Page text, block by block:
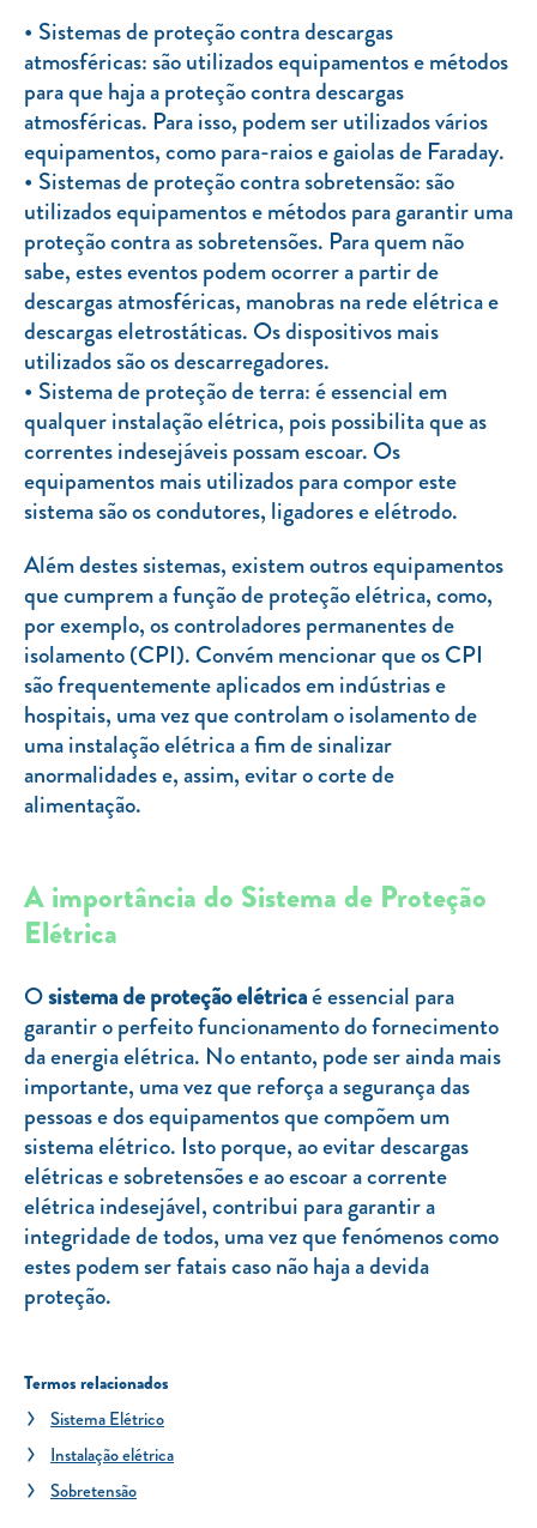
Resolução alternativa de litígios
Sistemas de proteção contra descargas
atmosféricas: são utilizados equipamentos e métodos
para que haja a proteção contra descargas
atmosféricas. Para isso, podem ser utilizados vários
equipamentos, como para-raios e gaiolas de Faraday.
Sistemas de proteção contra sobretensão: são
utilizados equipamentos e métodos para garantir uma
proteção contra as sobretensões. Para quem não
sabe, estes eventos podem ocorrer a partir de
descargas atmosféricas, manobras na rede elétrica e
descargas eletrostáticas. Os dispositivos mais
utilizados são os descarregadores.
Sistema de proteção de terra: é essencial em
qualquer instalação elétrica, pois possibilita que as
correntes indesejáveis possam escoar. Os
equipamentos mais utilizados para compor este
sistema são os condutores, ligadores e elétrodo.
Além destes sistemas, existem outros equipamentos
que cumprem a função de proteção elétrica, como,
por exemplo, os controladores permanentes de
isolamento (CPI). Convém mencionar que os CPI
são frequentemente aplicados em indústrias e
hospitais, uma vez que controlam o isolamento de
uma instalação elétrica a fim de sinalizar
anormalidades e, assim, evitar o corte de
alimentação.
A importância do Sistema de Proteção
Elétrica
Osistema de proteção elétricaé essencial para
garantir o perfeito funcionamento do fornecimento
da energia elétrica. No entanto, pode ser ainda mais
importante, uma vez que reforça a segurança das
pessoas e dos equipamentos que compõem um
sistema elétrico. Isto porque, ao evitar descargas
elétricas e sobretensões e ao escoar a corrente
elétrica indesejável, contribui para garantir a
integridade de todos, uma vez que fenómenos como
estes podem ser fatais caso não haja a devida
proteção.
Termos relacionados
Sistema Elétrico
Instalação elétrica
Sobretensão